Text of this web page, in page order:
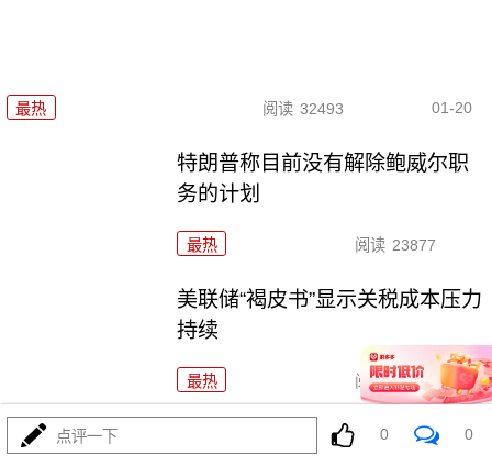
最热 阅读 32493 01-20
特朗普称目前没有解除鲍威尔职
务的计划
最热 阅读 23877
美联储“褐皮书”显示关税成本压力
持续
最热 阅读 24109
鲍威尔：刑事调查意在对美联储
点评一下 0 0